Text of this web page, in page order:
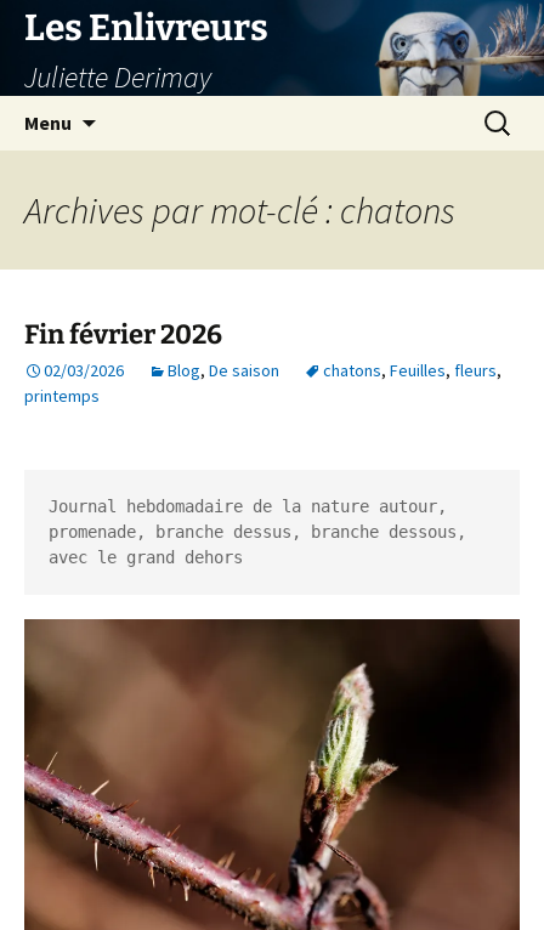
Aller
contenu
Les Enlivreurs
Juliette Derimay
Menu
Archives par mot-clé : chatons
Fin février 2026
02/03/2026 Blog, De saison chatons, Feuilles, fleurs,
printemps
Journal hebdomadaire de la nature autour,
promenade, branche dessus, branche dessous,
avec le grand dehors